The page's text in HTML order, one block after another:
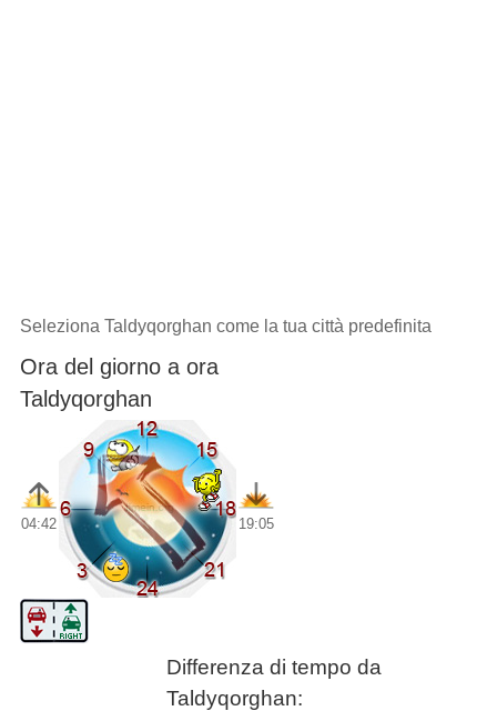
Seleziona Taldyqorghan come la tua città predefinita
Ora del giorno a ora
Taldyqorghan
04:42 19:05
Differenza di tempo da
Taldyqorghan: